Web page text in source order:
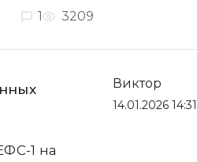
1
3209
1 на
Виктор
14.01.2026